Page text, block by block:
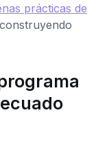
prácticas de